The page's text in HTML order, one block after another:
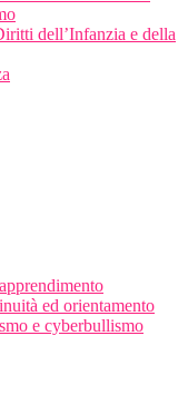
dell’Infanzia e della
ed orientamento
e cyberbullismo